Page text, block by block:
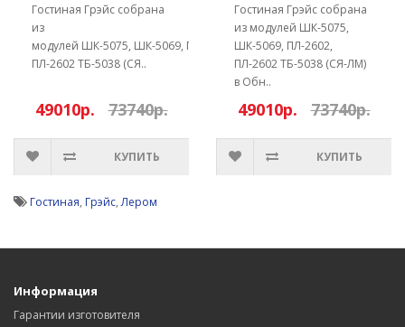
Гостиная Грэйс собрана
из
модулей ШК-5075, ШК-5069, ПЛ-2602,
ПЛ-2602 ТБ-5038 (СЯ..
49010р. 73740р.
КУПИТЬ
Гостиная Грэйс собрана
из модулей ШК-5075,
ШК-5069, ПЛ-2602,
ПЛ-2602 ТБ-5038 (СЯ-ЛМ)
в Обн..
49010р. 73740р.
КУПИТЬ
Гостиная, Грэйс,Лером
Информация
Гарантии изготовителя